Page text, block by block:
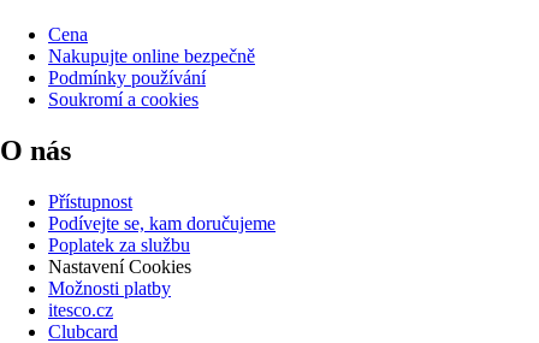
Cena
Nakupujte online bezpečně
Podmínky používání
Soukromí a cookies
O nás
Přístupnost
Podívejte se, kam doručujeme
Poplatek za službu
Nastavení Cookies
Možnosti platby
itesco.cz
Clubcard